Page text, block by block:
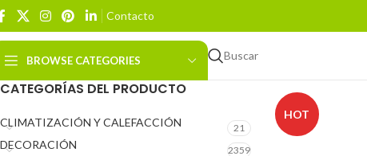
Contacto
BROWSE CATEGORIES Buscar
CATEGORÍAS DEL PRODUCTO
CLIMATIZACIÓN Y CALEFACCIÓN 21
DECORACIÓN 2359
HOT